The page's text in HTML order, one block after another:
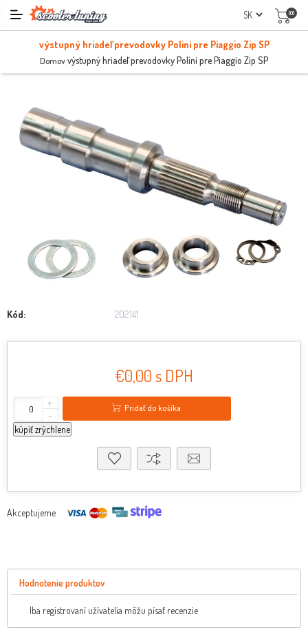
(0)
výstupný hriadeľ prevodovky Polini pre Piaggio Zip SP
Domovvýstupný hriadeľ prevodovky Polini pre Piaggio Zip SP
Kód: 202.141
€0,00 s DPH
+
-
Pridať do košíka
kúpiť zrýchlene
Akceptujeme
Hodnotenie produktov
Iba registrovaní užívatelia môžu písať recenzie